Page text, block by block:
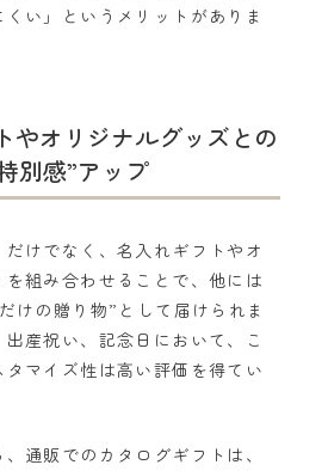
い」というメリットがありま
オリジナルグッズとの
別感”アップ
けでなく、名入れギフトやオ
を組み合わせることで、他には
けの贈り物”として届けられま
産祝い、記念日において、こ
タマイズ性は高い評価を得てい
通販でのカタログギフトは、